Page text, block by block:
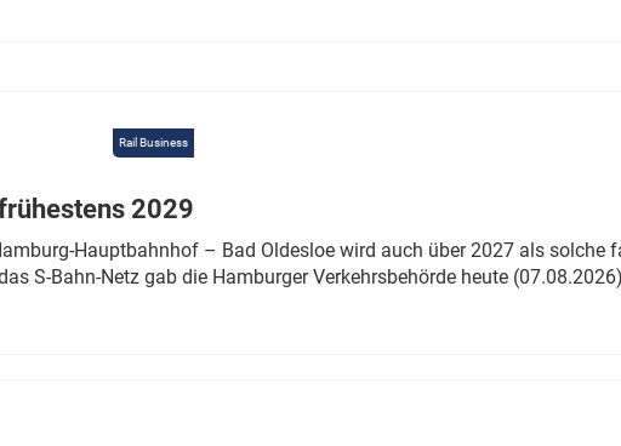
Rail Business
2029
Hauptbahnhof – Bad Oldesloe wird auch über 2027 als solche
S-Bahn-Netz gab die Hamburger Verkehrsbehörde heute